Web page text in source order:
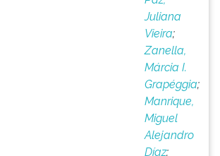
Juliana
Vieira;
Zanella,
Márcia I.
Grapéggia;
Manrique,
Miguel
Alejandro
Díaz;